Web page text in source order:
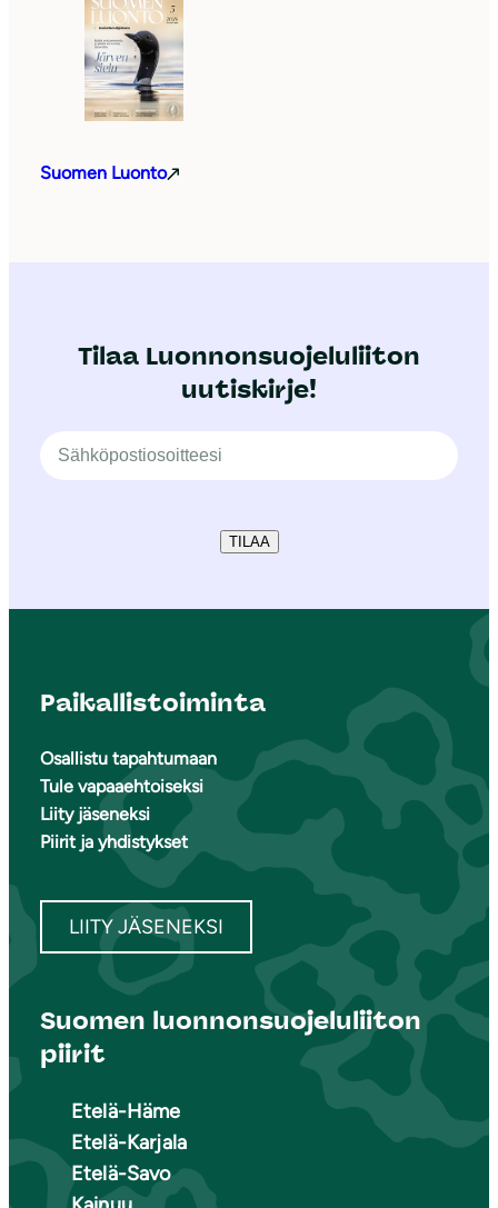
Suomen Luonto
Tilaa Luonnonsuojeluliiton
uutiskirje!
TILAA
Paikallistoiminta
Osallistu tapahtumaan
Tule vapaaehtoiseksi
Liity jäseneksi
Piirit ja yhdistykset
LIITY JÄSENEKSI
Suomen luonnonsuojeluliiton
piirit
Etelä-Häme
Etelä-Karjala
Etelä-Savo